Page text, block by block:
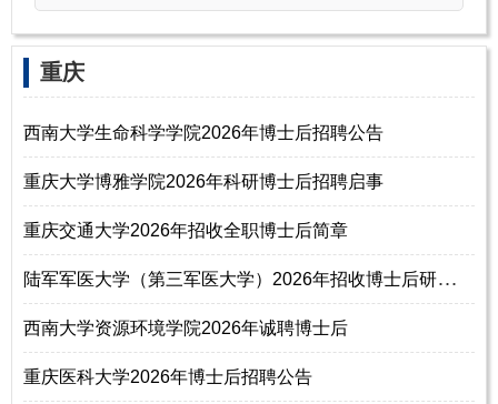
‌‌重庆
西南大学生命科学学院2026年博士后招聘公告
重庆大学博雅学院2026年科研博士后招聘启事
重庆交通大学2026年招收全职博士后简章
陆
军军医大学（第三军医大学）2026年招收博士后研究人员简章
西南大学资源环境学院2026年诚聘博士后
重庆医科大学2026年博士后招聘公告